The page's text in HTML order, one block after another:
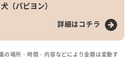
犬（パピヨン）
詳細はコチラ
の場所・時間・内容などにより金額は変動す